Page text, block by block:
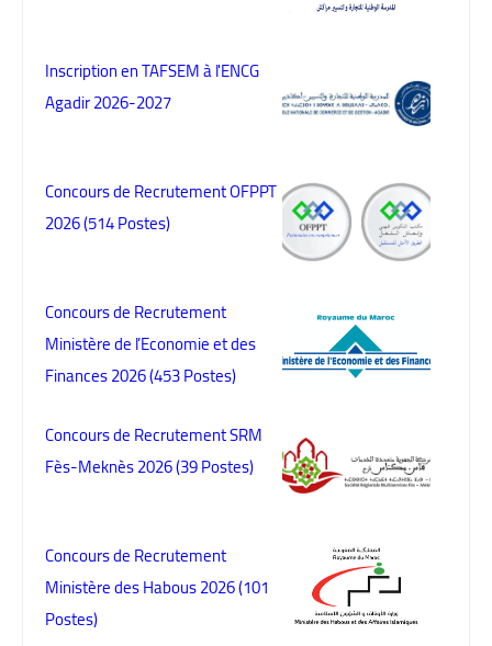
Inscription en TAFSEM à l'ENCG
Agadir 2026-2027
Concours de Recrutement OFPPT
2026 (514 Postes)
Concours de Recrutement
Ministère de l’Economie et des
Finances 2026 (453 Postes)
Concours de Recrutement SRM
Fès-Meknès 2026 (39 Postes)
Concours de Recrutement
Ministère des Habous 2026 (101
Postes)